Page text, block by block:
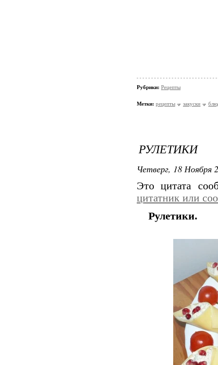
Рубрики: Рецепты
Метки: рецепты закуски
РУЛЕТИКИ
Четверг, 18 Ноября
Это цитата
цитатник или
Рулетики.